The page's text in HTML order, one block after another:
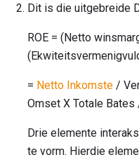
Dit is die uitgebreide
ROE = (Netto
= Netto Inkomste /
Omset X Totale
Drie elemente
te vorm. Hierdie